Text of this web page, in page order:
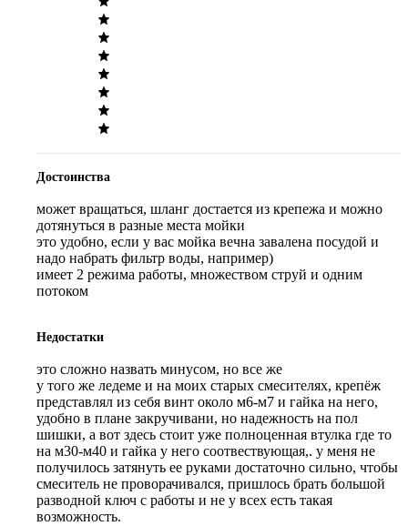
Достоинства
может вращаться, шланг достается из крепежа и можно
дотянуться в разные места мойки
это удобно, если у вас мойка вечна завалена посудой и
надо набрать фильтр воды, например)
имеет 2 режима работы, множеством струй и одним
потоком
Недостатки
это сложно назвать минусом, но все же
у того же ледеме и на моих старых смесителях, крепёж
представлял из себя винт около м6-м7 и гайка на него,
удобно в плане закручивани, но надежность на пол
шишки, а вот здесь стоит уже полноценная втулка где то
на м30-м40 и гайка у него соотвествующая,. у меня не
получилось затянуть ее руками достаточно сильно, чтобы
смеситель не проворачивался, пришлось брать большой
разводной ключ с работы и не у всех есть такая
возможность.